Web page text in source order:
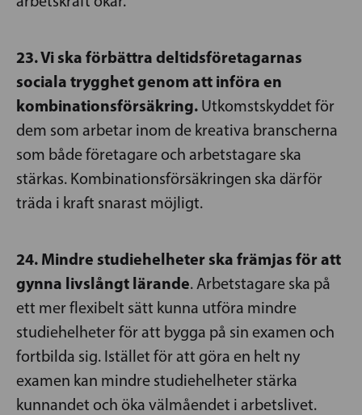
23. Vi ska förbättra deltidsföretagarnas
sociala trygghet genom att införa en
kombinationsförsäkring. Utkomstskyddet för
dem som arbetar inom de kreativa branscherna
som både företagare och arbetstagare ska
stärkas. Kombinationsförsäkringen ska därför
träda i kraft snarast möjligt.
24. Mindre studiehelheter ska främjas för att
gynna livslångt lärande. Arbetstagare ska på
ett mer flexibelt sätt kunna utföra mindre
studiehelheter för att bygga på sin examen och
fortbilda sig. Istället för att göra en helt ny
examen kan mindre studiehelheter stärka
kunnandet och öka välmåendet i arbetslivet.